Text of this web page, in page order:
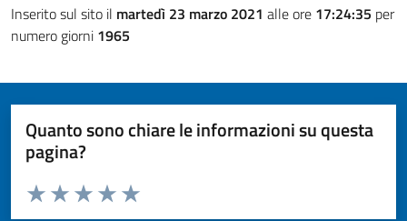
Inserito sul sito il martedì 23 marzo 2021 alle ore 17:24:35 per
numero giorni 1965
Quanto sono chiare le informazioni su questa
pagina?
Valuta da 1 a 5 stelle la pagina
Valuta 5 stelle su 5
Valuta 4 stelle su 5
Valuta 3 stelle su 5
Valuta 2 stelle su 5
Valuta 1 stelle su 5